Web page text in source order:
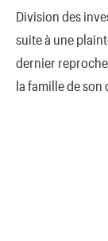
Division des
suite à une
dernier
la famille de son